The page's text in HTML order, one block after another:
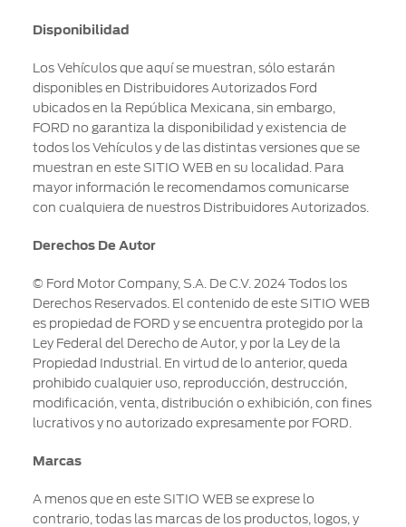
Kits de
Ford
Credit
Vehículos
Comerciales
Tu Ford
Localiza un
Distribuidor
Seminuevos
Certificados
Originales
Precio de
Mantenimiento
Programa de
Mantenimiento
Vehículos
Motorcraft
Llamado
Revisión
Garantía
en
Partes
Soporte
Técnico
Técnico
SYNC®
Disponibilidad
Los Vehículos que aquí se muestran, sólo estarán
disponibles en Distribuidores Autorizados Ford
ubicados en la República Mexicana, sin embargo,
FORD no garantiza la disponibilidad y existencia de
todos los Vehículos y de las distintas versiones que se
muestran en este SITIO WEB en su localidad. Para
mayor información le recomendamos comunicarse
con cualquiera de nuestros Distribuidores Autorizados.
Derechos De Autor
© Ford Motor Company, S.A. De C.V. 2024 Todos los
Derechos Reservados. El contenido de este SITIO WEB
es propiedad de FORD y se encuentra protegido por la
Ley Federal del Derecho de Autor, y por la Ley de la
Propiedad Industrial. En virtud de lo anterior, queda
prohibido cualquier uso, reproducción, destrucción,
modificación, venta, distribución o exhibición, con fines
lucrativos y no autorizado expresamente por FORD.
Marcas
A menos que en este SITIO WEB se exprese lo
contrario, todas las marcas de los productos, logos, y